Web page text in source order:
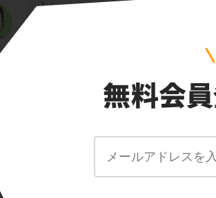
うか。つまり、物体の運動を上か